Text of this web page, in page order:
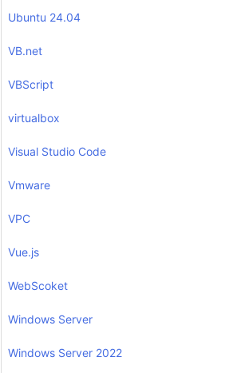
Ubuntu 24.04
VB.net
VBScript
virtualbox
Visual Studio Code
Vmware
VPC
Vue.js
WebScoket
Windows Server
Windows Server 2022